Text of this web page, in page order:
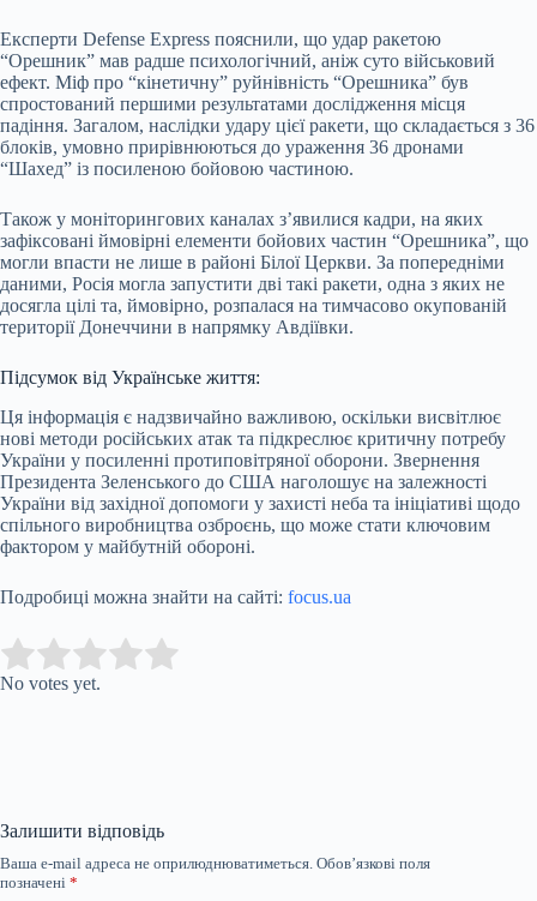
Експерти Defense Express пояснили, що удар ракетою
“Орешник” мав радше психологічний, аніж суто військовий
ефект. Міф про “кінетичну” руйнівність “Орешника” був
спростований першими результатами дослідження місця
падіння. Загалом, наслідки удару цієї ракети, що складається з 36
блоків, умовно прирівнюються до ураження 36 дронами
“Шахед” із посиленою бойовою частиною.
Також у моніторингових каналах з’явилися кадри, на яких
зафіксовані ймовірні елементи бойових частин “Орешника”, що
могли впасти не лише в районі Білої Церкви. За попередніми
даними, Росія могла запустити дві такі ракети, одна з яких не
досягла цілі та, ймовірно, розпалася на тимчасово окупованій
території Донеччини в напрямку Авдіївки.
Підсумок від Українське життя:
Ця інформація є надзвичайно важливою, оскільки висвітлює
нові методи російських атак та підкреслює критичну потребу
України у посиленні протиповітряної оборони. Звернення
Президента Зеленського до США наголошує на залежності
України від західної допомоги у захисті неба та ініціативі щодо
спільного виробництва озброєнь, що може стати ключовим
фактором у майбутній обороні.
Подробиці можна знайти на сайті: focus.ua
Rate this item:
No votes yet.
Залишити відповідь
Ваша e-mail адреса не оприлюднюватиметься. Обов’язкові поля
позначені *